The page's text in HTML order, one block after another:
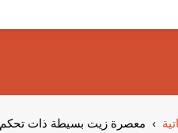
› معصرة زيت بسيطة ذات تحكم